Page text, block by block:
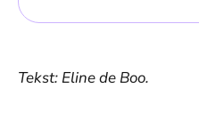
Tekst: Eline de Boo.